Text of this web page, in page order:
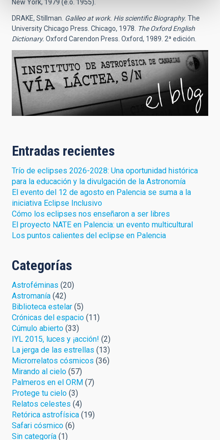
New York, 1979 (e.o. 1955).
DRAKE, Stillman. Galileo at work. His scientific Biography. The
University Chicago Press. Chicago, 1978. The Oxford English
Dictionary. Oxford Carendon Press. Oxford, 1989. 2ª edición.
Entradas recientes
Trío de eclipses 2026-2028: Una oportunidad histórica
para la educación y la divulgación de la Astronomía
El evento del 12 de agosto en Palencia se suma a la
iniciativa Eclipse Inclusivo
Cómo los eclipses nos enseñaron a ser libres
El proyecto NATE en Palencia: un evento multicultural
Los puntos calientes del eclipse en Palencia
Categorías
Astroféminas (20)
Astromanía (42)
Biblioteca estelar (5)
Crónicas del espacio (11)
Cúmulo abierto (33)
IYL 2015, luces y ¡acción! (2)
La jerga de las estrellas (13)
Microrrelatos cósmicos (36)
Mirando al cielo (57)
Palmeros en el ORM (7)
Protege tu cielo (3)
Relatos celestes (4)
Retórica astrofísica (19)
Safari cósmico (6)
Sin categoría (1)